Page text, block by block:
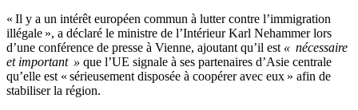
« Il y a un intérêt européen commun à lutter contre l’immigration
illégale », a déclaré le ministre de l’Intérieur Karl Nehammer lors
d’une conférence de presse à Vienne, ajoutant qu’il est « nécessaire
et important » que l’UE signale à ses partenaires d’Asie centrale
qu’elle est « sérieusement disposée à coopérer avec eux » afin de
stabiliser la région.